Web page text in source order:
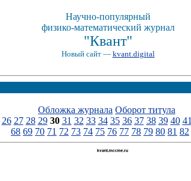
Научно-популярный
физико-математический журнал
"Квант"
Новый сайт — kvant.digital
Обложка журнала Оборот титула
26 27 28 29 30 31 32 33 34 35 36 37 38 39 40 41
68 69 70 71 72 73 74 75 76 77 78 79 80 81 82